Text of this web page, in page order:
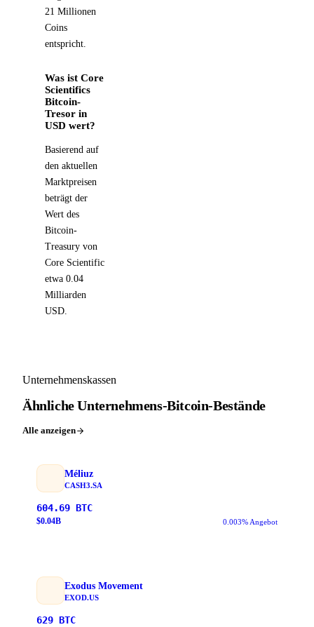
21 Millionen
Coins
entspricht.
Was ist Core
Scientifics
Bitcoin-
Tresor in
USD wert?
Basierend auf
den aktuellen
Marktpreisen
beträgt der
Wert des
Bitcoin-
Treasury von
Core Scientific
etwa 0.04
Milliarden
USD.
Unternehmenskassen
Ähnliche Unternehmens-Bitcoin-Bestände
Alle anzeigen
Méliuz
CASH3.SA
604.69 BTC
$0.04B 0.003% Angebot
Exodus Movement
EXOD.US
629 BTC